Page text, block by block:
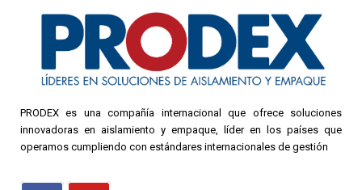
PRODEX es una compañía internacional que ofrece soluciones
innovadoras en aislamiento y empaque, líder en los países que
operamos cumpliendo con estándares internacionales de gestión